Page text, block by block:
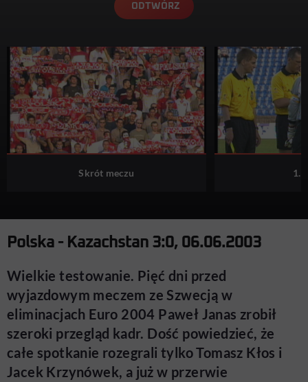
ODTWÓRZ
Skrót meczu 1.
Polska - Kazachstan 3:0, 06.06.2003
Wielkie testowanie. Pięć dni przed
wyjazdowym meczem ze Szwecją w
eliminacjach Euro 2004 Paweł Janas zrobił
szeroki przegląd kadr. Dość powiedzieć, że
całe spotkanie rozegrali tylko Tomasz Kłos i
Jacek Krzynówek, a już w przerwie